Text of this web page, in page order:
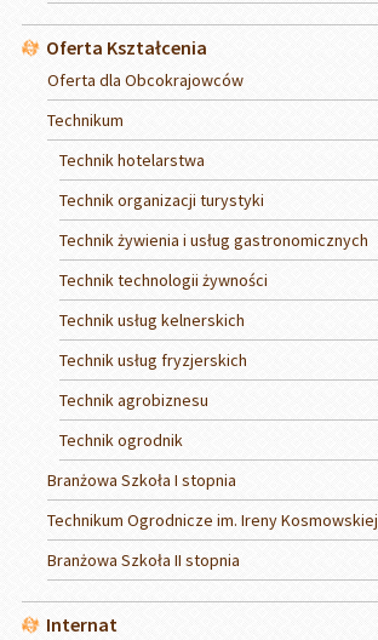
Oferta Kształcenia
Oferta dla Obcokrajowców
Technikum
Technik hotelarstwa
Technik organizacji turystyki
Technik żywienia i usług gastronomicznych
Technik technologii żywności
Technik usług kelnerskich
Technik usług fryzjerskich
Technik agrobiznesu
Technik ogrodnik
Branżowa Szkoła I stopnia
Technikum Ogrodnicze im. Ireny Kosmowskiej
Branżowa Szkoła II stopnia
Internat